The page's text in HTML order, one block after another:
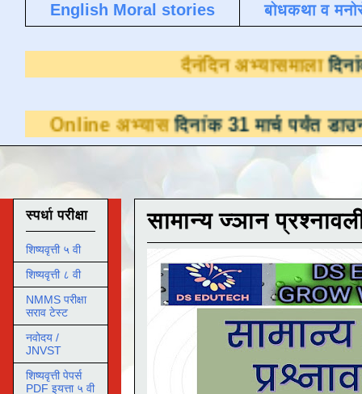
English Moral stories
बोधकथा व
दैनंदिन
अभ्यासदिनांक 31 मार्च पर्यंत डाउनलोडसाठी
सामान्य ज्ञान
स्पर्धा परीक्षा
शिष्यवृत्ती ५ वी
शिष्यवृत्ती ८ वी
NMMS परीक्षा
सराव टेस्ट
नवोदय /
JNVST
शिष्यवृत्ती पेपर्स
PDF इयत्ता ५ वी